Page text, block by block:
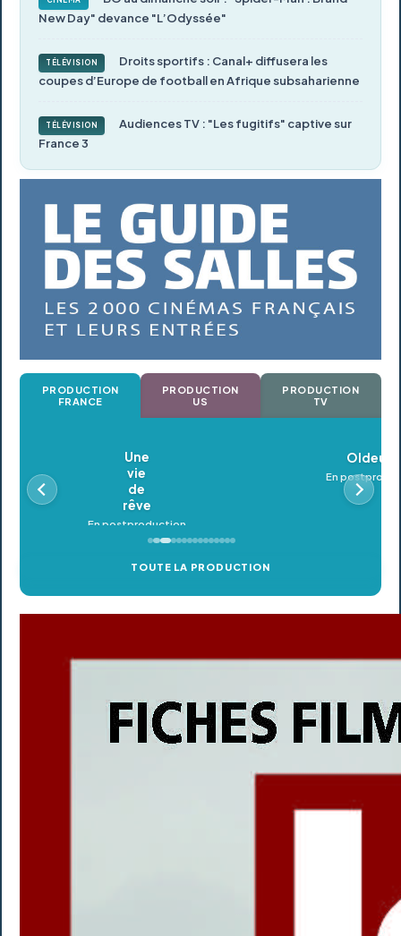
New Day" devance "L’Odyssée"
TÉLÉVISION
Droits sportifs : Canal+ diffusera les
coupes d’Europe de football en Afrique subsaharienne
TÉLÉVISION
Audiences TV : "Les fugitifs" captive sur
France 3
PRODUCTION
FRANCE
PRODUCTION
US
PRODUCTION
TV
Oldeupe
En postproduction
TOUTE LA PRODUCTION